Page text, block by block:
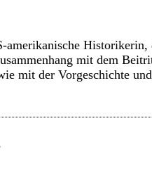
mit dem
mit der Vorgeschichte